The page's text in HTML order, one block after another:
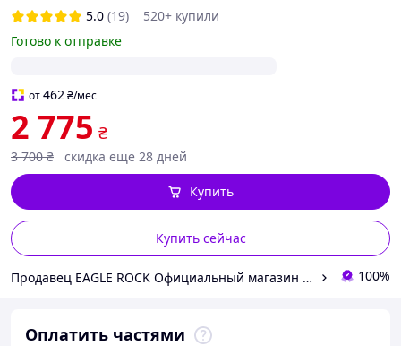
5.0 (19)
520+ купили
Готово к отправке
от462₴/мес
2 775 ₴
3 700 ₴ скидка еще 28 дней
Купить сейчас
Купить
Продавец EAGLE ROCK Официальный магазин бренду 100%
Оплатить частями